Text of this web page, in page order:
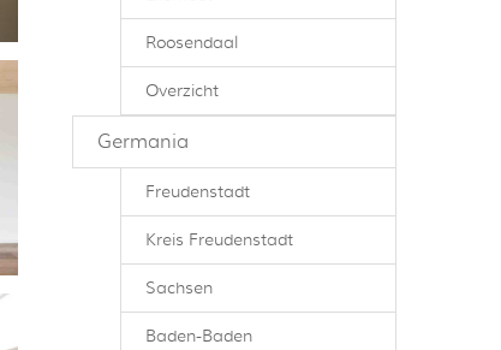
Roosendaal
Overzicht
Germania
Freudenstadt
Kreis Freudenstadt
Sachsen
Baden-Baden